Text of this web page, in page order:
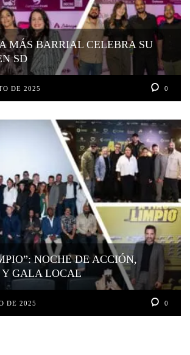
MÁS BARRIAL CELEBRA SU
SD
DE 2025 0
NOCHE DE ACCIÓN,
Y GALA LOCAL
DE 2025 0